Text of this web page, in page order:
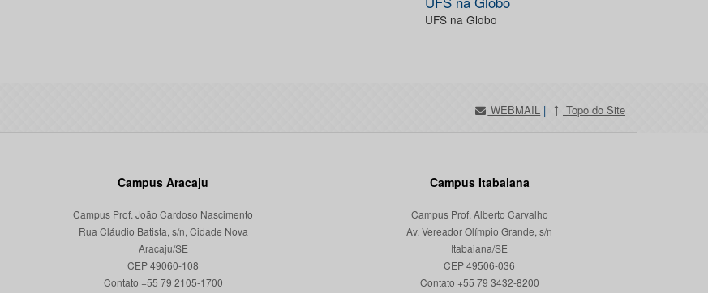
UFS na Globo
WEBMAIL | Topo do Site
Campus Aracaju
Campus Prof. João Cardoso Nascimento
Rua Cláudio Batista, s/n, Cidade Nova
Aracaju/SE
CEP 49060-108
Campus Itabaiana
Campus Prof. Alberto Carvalho
Av. Vereador Olímpio Grande, s/n
Itabaiana/SE
CEP 49506-036